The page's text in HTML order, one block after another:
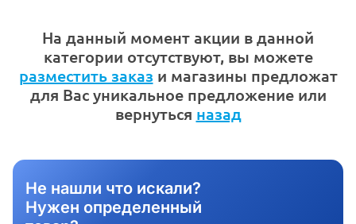
На данный момент акции в данной
категории отсутствуют, вы можете
разместить заказ и магазины предложат
для Вас уникальное предложение или
вернуться назад
Не нашли что искали?
Нужен определенный